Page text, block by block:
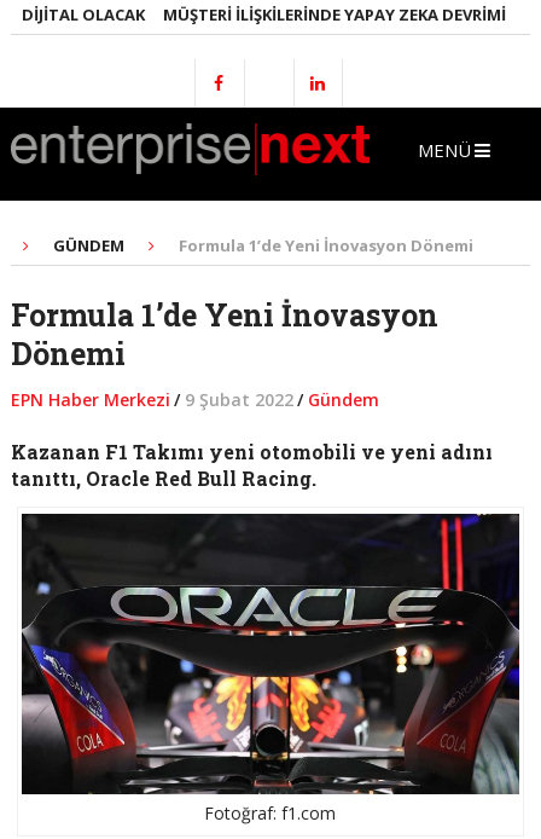
OLACAK MÜŞTERI İLIŞKILERINDE YAPAY ZEKA DEVRIMI
MENÜ
GÜNDEM Formula 1’de Yeni İnovasyon Dönemi
Formula 1’de Yeni İnovasyon
Dönemi
EPN Haber Merkezi / 9 Şubat 2022/ Gündem
Kazanan F1 Takımı yeni otomobili ve yeni adını
tanıttı, Oracle Red Bull Racing.
Fotoğraf: f1.com